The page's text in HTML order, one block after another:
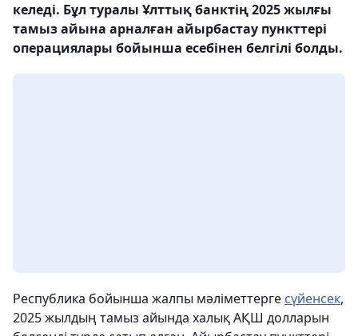
келеді. Бұл туралы Ұлттық банктің 2025 жылғы
тамыз айына арналған айырбастау пункттері
операциялары бойынша есебінен белгілі болды.
Республика бойынша жалпы мәліметтерге сүйенсек,
2025 жылдың тамыз айында халық АҚШ долларын